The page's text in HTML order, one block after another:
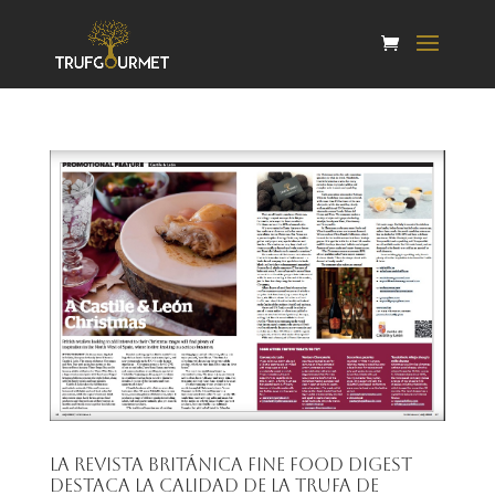
La revista británica Fine Food Digest
destaca la calidad de la trufa de